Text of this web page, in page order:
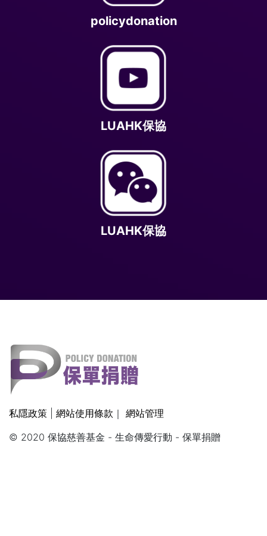
policydonation
LUAHK保協
LUAHK保協
私隱政策 網站使用條款 ｜ 網站管理
© 2020 保協慈善基金 - 生命傳愛行動 - 保單捐贈